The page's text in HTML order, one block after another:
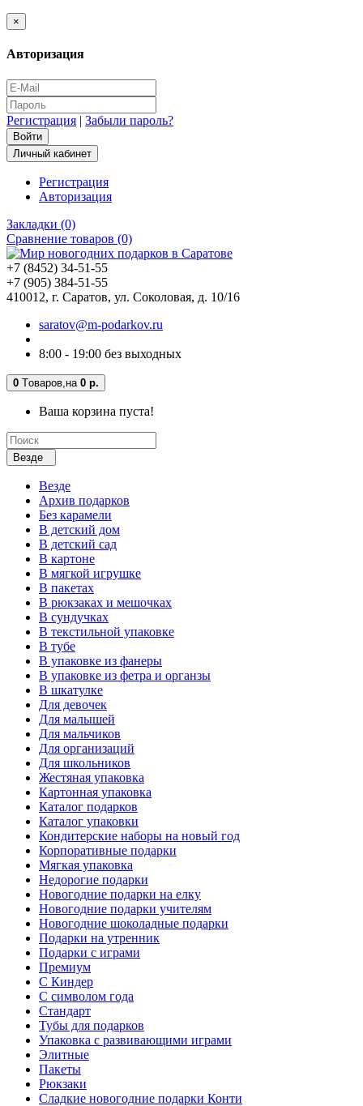
×
Авторизация
Регистрация | Забыли пароль?
Личный кабинет
Регистрация
Авторизация
Закладки (0)
Сравнение товаров (0)
+7 (8452) 34-51-55
+7 (905) 384-51-55
410012, г. Саратов, ул. Соколовая, д. 10/16
saratov@m-podarkov.ru
8:00 - 19:00 без выходных
0 Tоваров, на 0 р.
Ваша корзина пуста!
Везде
Везде
Архив подарков
Без карамели
В детский дом
В детский сад
В картоне
В мягкой игрушке
В пакетах
В рюкзаках и мешочках
В сундучках
В текстильной упаковке
В тубе
В упаковке из фанеры
В упаковке из фетра и органзы
В шкатулке
Для девочек
Для малышей
Для мальчиков
Для организаций
Для школьников
Жестяная упаковка
Картонная упаковка
Каталог подарков
Каталог упаковки
Кондитерские наборы на новый год
Корпоративные подарки
Мягкая упаковка
Недорогие подарки
Новогодние подарки на елку
Новогодние подарки учителям
Новогодние шоколадные подарки
Подарки на утренник
Подарки с играми
Премиум
С Киндер
С символом года
Стандарт
Тубы для подарков
Упаковка с развивающими играми
Элитные
Пакеты
Рюкзаки
Сладкие новогодние подарки Конти